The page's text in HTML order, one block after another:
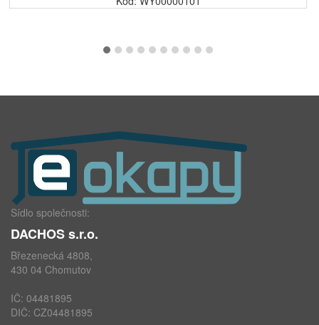
Sídlo společnosti:
DACHOS s.r.o.
Březenecká 4808,
430 04 Chomutov
IČ: 04481895
DIČ: CZ04481895